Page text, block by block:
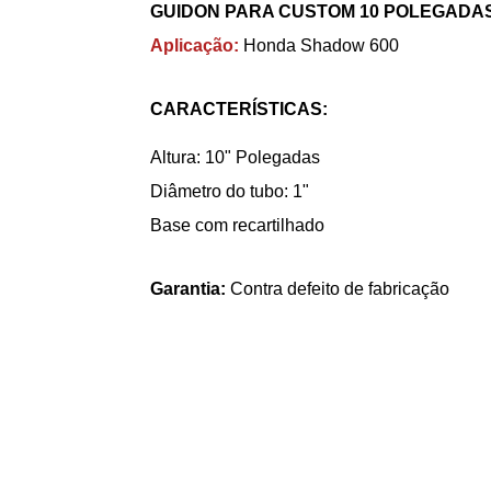
GUIDON PARA CUSTOM 10
Aplicação: Honda Shadow 600
CARACTERÍSTICAS:
Altura: 10" Polegadas
Diâmetro do tubo: 1"
Base com recartilhado
Garantia: Contra defeito de fabricação